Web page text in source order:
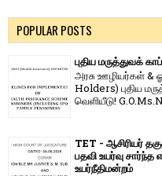
POPULAR POSTS
புதிய மருத்துவக்
அரசு ஊழியர்கள் &
Holders) புதிய
வெளியீடு!
TET - ஆசிரியர்
பதவி உயர்வு
உயர்நீதிமன்றம்